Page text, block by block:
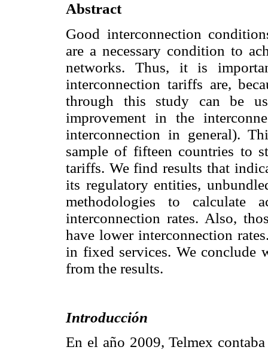
Abstract
Good interconnection
are a necessary condition to
networks. Thus, it is
interconnection tariffs are,
through this study can be
improvement in the
interconnection in general).
sample of fifteen countries to
tariffs. We find results that
its regulatory entities,
methodologies to calculate
interconnection rates. Also,
have lower interconnection
in fixed services. We conclude
from the results.
Introducción
En el año 2009, Telmex